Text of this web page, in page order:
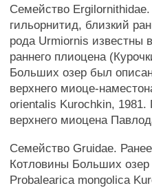
Семейство
гильорнитид, близкий
рода Urmiornis известны
раннего плиоцена
Больших озер был
верхнего миоце-
orientalis Kurochkin, 1981.
верхнего миоцена
Семейство Gruidae.
Котловины Больших
Probalearica mongolica